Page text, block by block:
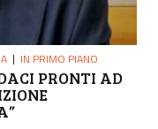
IN PRIMO PIANO
PRONTI AD